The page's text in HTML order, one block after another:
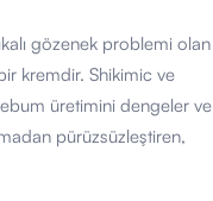
gözenek problemi olan
kremdir. Shikimic ve
üretimini dengeler ve
pürüzsüzleştiren,